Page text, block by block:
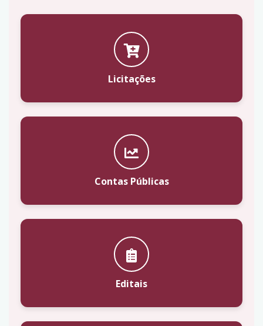
Licitações
Contas Públicas
Editais